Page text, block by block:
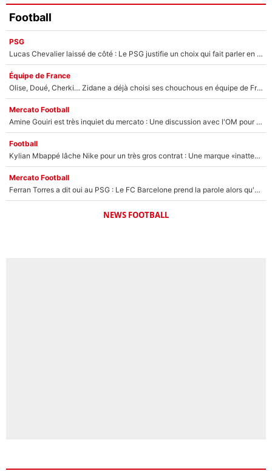
Football
PSG
Lucas Chevalier laissé de côté : Le PSG justifie un choix qui fait parler en plein mercato
Équipe de France
Olise, Doué, Cherki… Zidane a déjà choisi ses chouchous en équipe de France ? L’IA annonce des surprises sans Kylian Mbappé !
Mercato Football
Amine Gouiri est très inquiet du mercato : Une discussion avec l'OM pour acter son transfert !
Football
Kylian Mbappé lâche Nike pour un très gros contrat : Une marque «inattendue» va frapper très fort
Mercato Football
Ferran Torres a dit oui au PSG : Le FC Barcelone prend la parole alors qu'un transfert de l'attaquant espagnol prend forme
NEWS FOOTBALL